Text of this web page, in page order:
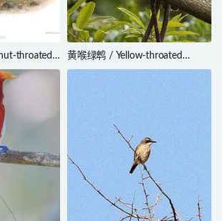
throated
黄喉绿鹎 / Yellow-throated
Greenbul / Arizelocichla chlorigula